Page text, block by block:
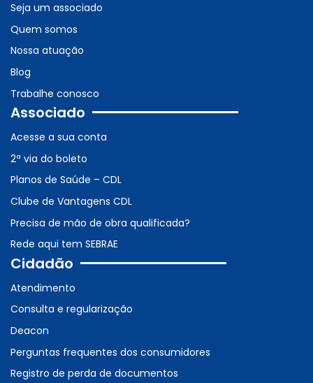
Seja um associado
Quem somos
Nossa atuação
Blog
Trabalhe conosco
Associado
Acesse a sua conta
2ª via do boleto
Planos de Saúde – CDL
Clube de Vantagens CDL
Precisa de mão de obra qualificada?
Rede aqui tem SEBRAE
Cidadão
Atendimento
Consulta e regularização
Deacon
Perguntas frequentes dos consumidores
Registro de perda de documentos